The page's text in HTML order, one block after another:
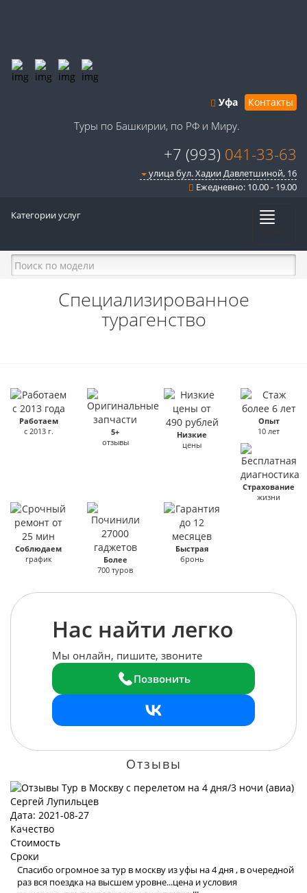
Уфа Контакты
Туры по Башкирии, по РФ и Миру.
+7 (993) 041-33-63
улица бул. Хадии Давлетшиной, 16
Ежедневно: 10.00 - 19.00
Категории услуг
Специализированное
турагенство
Работаем
с 2013 г.
5+
отзывы
Низкие
цены
Опыт
10 лет
Страхование
жизни
Соблюдаем
график
Более
700 туров
Быстрая
бронь
Нас найти легко
Мы онлайн, пишите, звоните
Позвонить
Отзывы
Сергей Лупильцев
Дата: 2021-08-27
Качество
Стоимость
Сроки
Спасибо огромное за тур в москву из уфы на 4 дня , в очередной
раз вся поездка на высшем уровне...цена и условия